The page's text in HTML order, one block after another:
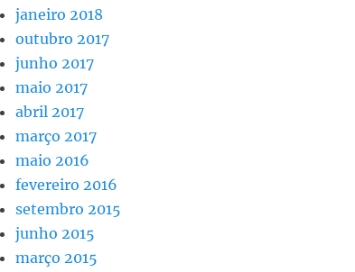
janeiro 2018
outubro 2017
junho 2017
maio 2017
abril 2017
março 2017
maio 2016
fevereiro 2016
setembro 2015
junho 2015
março 2015